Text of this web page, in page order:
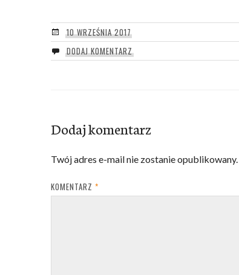
10 WRZEŚNIA 2017
DODAJ KOMENTARZ
Dodaj komentarz
Twój adres e-mail nie zostanie opublikowany.
KOMENTARZ *